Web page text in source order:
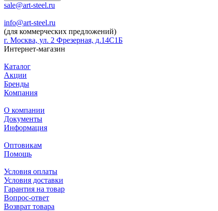
sale@art-steel.ru
info@art-steel.ru
(для коммерческих предложений)
г. Москва, ул. 2 Фрезерная, д.14С1Б
Интернет-магазин
Каталог
Акции
Бренды
Компания
О компании
Документы
Информация
Оптовикам
Помощь
Условия оплаты
Условия доставки
Гарантия на товар
Вопрос-ответ
Возврат товара